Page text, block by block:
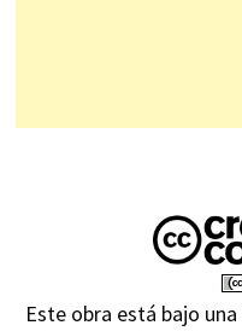
Este obra está bajo una